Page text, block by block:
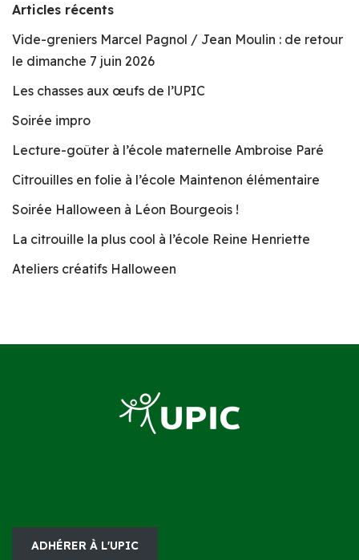
Articles récents
Vide-greniers Marcel Pagnol / Jean Moulin : de retour
le dimanche 7 juin 2026
Les chasses aux œufs de l’UPIC
Soirée impro
Lecture-goûter à l’école maternelle Ambroise Paré
Citrouilles en folie à l’école Maintenon élémentaire
Soirée Halloween à Léon Bourgeois !
La citrouille la plus cool à l’école Reine Henriette
Ateliers créatifs Halloween
ADHÉRER À L'UPIC